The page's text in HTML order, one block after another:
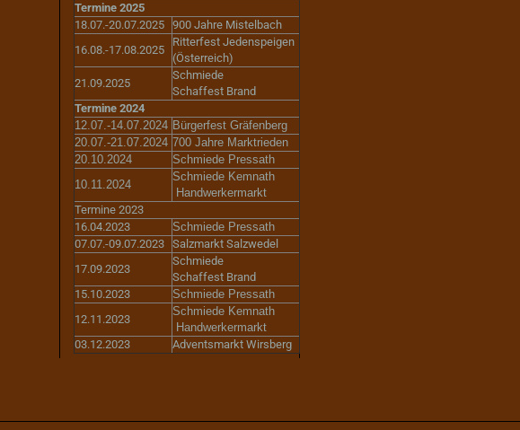
Termine 2025
18.07.-20.07.2025
900 Jahre Mistelbach
16.08.-17.08.2025
Ritterfest Jedenspeigen
(Österreich)
21.09.2025
Schmiede
Schaffest Brand
Termine 2024
12.07.-14.07.2024 Bürgerfest Gräfenberg
20.07.-21.07.2024 700 Jahre Marktrieden
20.10.2024
Schmiede Pressath
10.11.2024
Schmiede Kemnath
Handwerkermarkt
Termine 2023
16.04.2023
Schmiede Pressath
07.07.-09.07.2023
Salzmarkt Salzwedel
17.09.2023
Schmiede
Schaffest Brand
15.10.2023
Schmiede Pressath
12.11.2023
Schmiede Kemnath
Handwerkermarkt
03.12.2023
Adventsmarkt Wirsberg